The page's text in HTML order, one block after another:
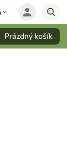
Prázdný košík